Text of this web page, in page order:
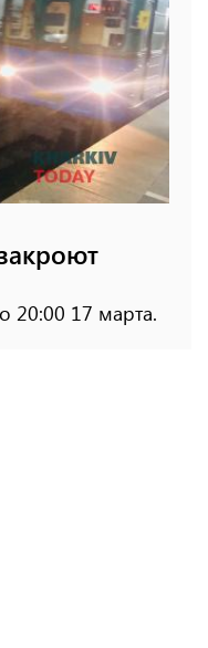
20:00 17 марта.